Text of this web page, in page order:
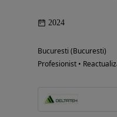
2024
Bucuresti (Bucuresti)
Profesionist •